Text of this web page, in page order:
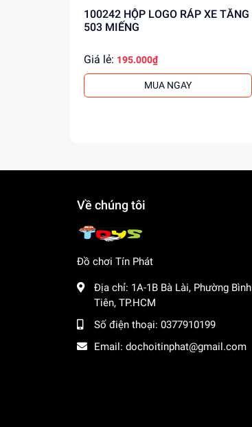
100242 HỘP LOGO RÁP XE TĂNG
503 MIẾNG
Giá lẻ: 195.000₫
MUA NGAY
Về chúng tôi
Đồ chơi Tín Phát
Địa chỉ: 1A-1B Bà Lài, Phường Bình
Tiên, TP.HCM
Số điện thoại: 0377910199
Email: dochoitinphat@gmail.com